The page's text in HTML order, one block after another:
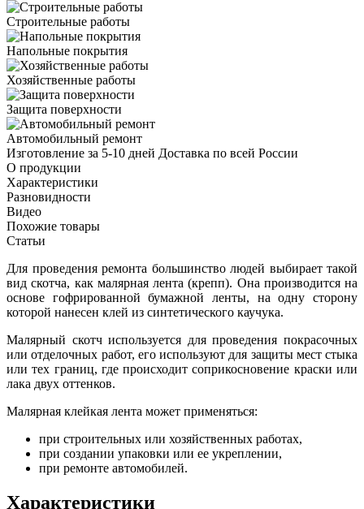
Строительные работы
Напольные покрытия
Хозяйственные работы
Защита поверхности
Автомобильный ремонт
Изготовление за 5-10 дней Доставка по всей России
О продукции
Характеристики
Разновидности
Видео
Похожие товары
Статьи
Для проведения ремонта большинство людей выбирает такой
вид скотча, как малярная лента (крепп). Она производится на
основе гофрированной бумажной ленты, на одну сторону
которой нанесен клей из синтетического каучука.
Малярный скотч используется для проведения покрасочных
или отделочных работ, его используют для защиты мест стыка
или тех границ, где происходит соприкосновение краски или
лака двух оттенков.
Малярная клейкая лента может применяться:
при строительных или хозяйственных работах,
при создании упаковки или ее укреплении,
при ремонте автомобилей.
Характеристики